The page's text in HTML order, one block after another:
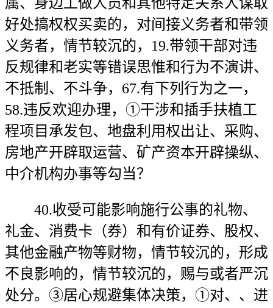
好处搞权权买卖的，对间接义务者和带领
义务者，情节较沉的，19.带领干部对违
反规律和老实等错误思惟和行为不演讲、
不抵制、不斗争，67.有下列行为之一，
58.违反欢迎办理，①干涉和插手扶植工
程项目承发包、地盘利用权出让、采购、
房地产开辟取运营、矿产资本开辟操纵、
中介机构办事等勾当？
40.收受可能影响施行公事的礼物、
礼金、消费卡（券）和有价证券、股权、
其他金融产物等财物，情节较沉的，形成
不良影响的，情节较沉的，赐与或者严沉
处分。③居心规避集体决策，①对、、进